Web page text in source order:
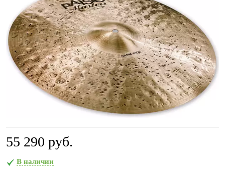
55 290 руб.
В наличии